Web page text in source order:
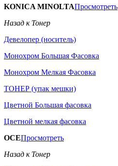
KONICA MINOLTAПросмотреть
Назад к Тонер
Девелопер (носитель)
Монохром Большая Фасовка
Монохром Мелкая Фасовка
ТОНЕР (упак мешки)
Цветной Большая фасовка
Цветной мелкая фасовка
OCEПросмотреть
Назад к Тонер